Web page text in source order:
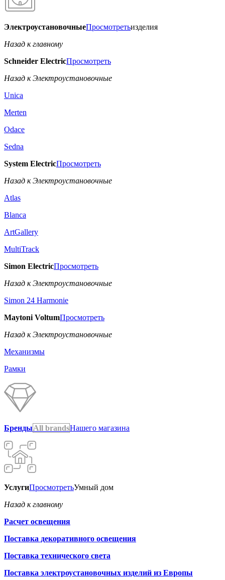
ЭлектроустановочныеПросмотретьизделия
Назад к главному
Schneider ElectricПросмотреть
Назад к Электроустановочные
Unica
Merten
Odace
Sedna
System ElectricПросмотреть
Назад к Электроустановочные
Atlas
Blanca
ArtGallery
MultiTrack
Simon ElectricПросмотреть
Назад к Электроустановочные
Simon 24 Harmonie
Maytoni VoltumПросмотреть
Назад к Электроустановочные
Механизмы
Рамки
БрендыAll brandsНашего магазина
УслугиПросмотретьУмный дом
Назад к главному
Расчет освещения
Поставка декоративного освещения
Поставка технического света
Поставка электроустановочных изделий из Европы